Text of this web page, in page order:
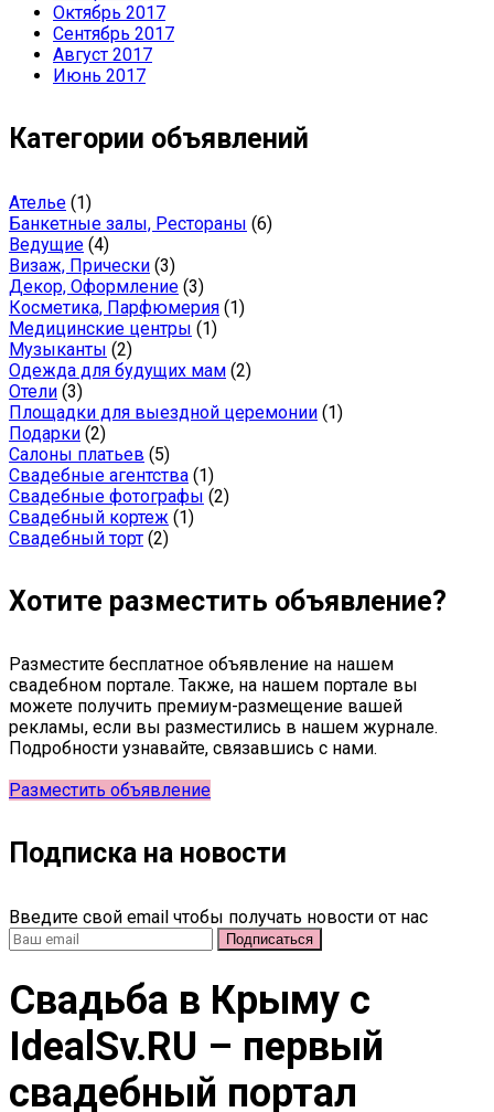
Октябрь 2017
Сентябрь 2017
Август 2017
Июнь 2017
Категории объявлений
Ателье (1)
Банкетные залы, Рестораны (6)
Ведущие (4)
Визаж, Прически (3)
Декор, Оформление (3)
Косметика, Парфюмерия (1)
Медицинские центры (1)
Музыканты (2)
Одежда для будущих мам (2)
Отели (3)
Площадки для выездной церемонии (1)
Подарки (2)
Салоны платьев (5)
Свадебные агентства (1)
Свадебные фотографы (2)
Свадебный кортеж (1)
Свадебный торт (2)
Хотите разместить объявление?
Разместите бесплатное объявление на нашем
свадебном портале. Также, на нашем портале вы
можете получить премиум-размещение вашей
рекламы, если вы разместились в нашем журнале.
Подробности узнавайте, связавшись с нами.
Разместить объявление
Подписка на новости
Введите свой email чтобы получать новости от нас
Свадьба в Крыму c
IdealSv.RU – первый
свадебный портал